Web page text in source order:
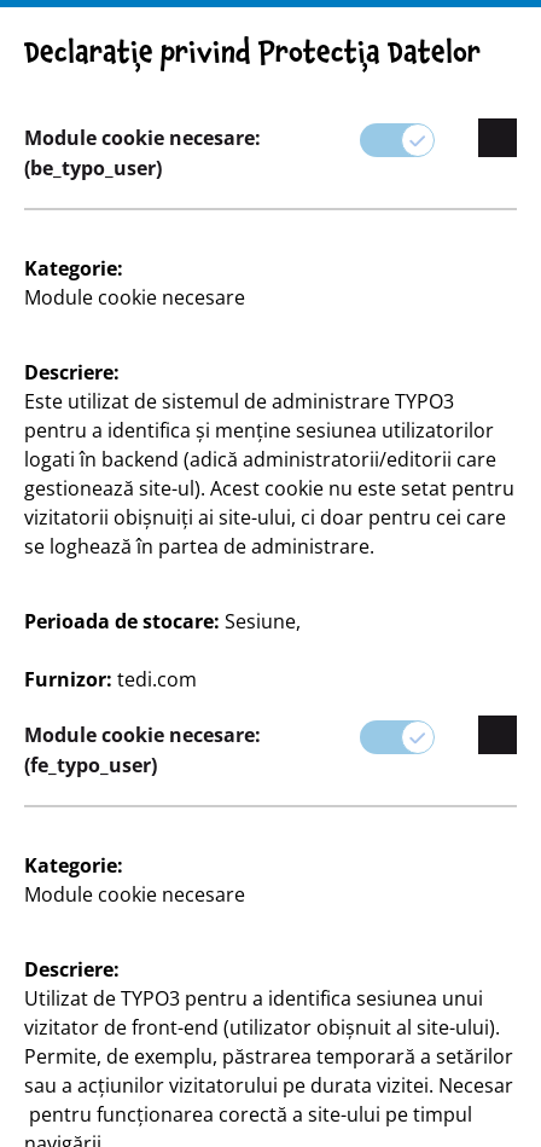
Scriere
articole de papetărie are tot ce vă trebuie pentru a
scrie.
Descoperiți o varietate de stilouri, caiete, calendare
și instrumente de organizare pentru a vă ajuta să
rămâneți organizat și productiv.
Filtru
79 Articole
Declarație privind Protecția Datelor
Module cookie necesare:
(be_typo_user)
Kategorie:
Module cookie necesare
Descriere:
Este utilizat de sistemul de administrare TYPO3
pentru a identifica și menține sesiunea utilizatorilor
logati în backend (adică administratorii/editorii care
gestionează site-ul). Acest cookie nu este setat pentru
vizitatorii obișnuiți ai site-ului, ci doar pentru cei care
se loghează în partea de administrare.
Perioada de stocare: Sesiune,
Furnizor: tedi.com
Module cookie necesare:
(fe_typo_user)
Kategorie:
Module cookie necesare
Descriere:
Utilizat de TYPO3 pentru a identifica sesiunea unui
vizitator de front-end (utilizator obișnuit al site-ului).
Permite, de exemplu, păstrarea temporară a setărilor
sau a acțiunilor vizitatorului pe durata vizitei. Necesar
pentru funcționarea corectă a site-ului pe timpul